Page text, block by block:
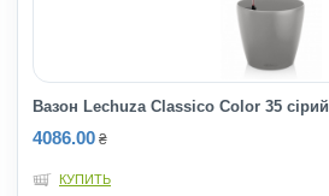
Вазон Lechuza Classico Color 35 сірий
4086.00 ₴
КУПИТЬ